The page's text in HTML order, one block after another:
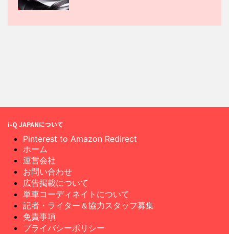
i-Q JAPANについて
Pinterest to Amazon Redirect
ホーム
運営会社
お問い合わせ
広告掲載について
単車コーディネイトについて
記者・ライター＆協力スタッフ募集
免責事項
プライバシーポリシー